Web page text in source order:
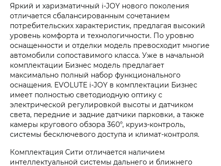
Яркий и харизматичный i‑JOY нового поколения
отличается сбалансированным сочетанием
потребительских характеристик, предлагая высокий
уровень комфорта и технологичности. По уровню
оснащенности и отделки модель превосходит многие
автомобили сопоставимого класса. Уже в начальной
комплектации Бизнес модель предлагает
максимально полный набор функционального
оснащения. EVOLUTE i‑JOY в комплектации Бизнес
имеет полностью светодиодную оптику с
электрической регулировкой высоты и датчиком
света, передние и задние датчики парковки, а также
камеры кругового обзора 360°, круиз-контроль,
системы бесключевого доступа и климат-контроля.
Комплектация Сити отличается наличием
интеллектуальной системы дальнего и ближнего